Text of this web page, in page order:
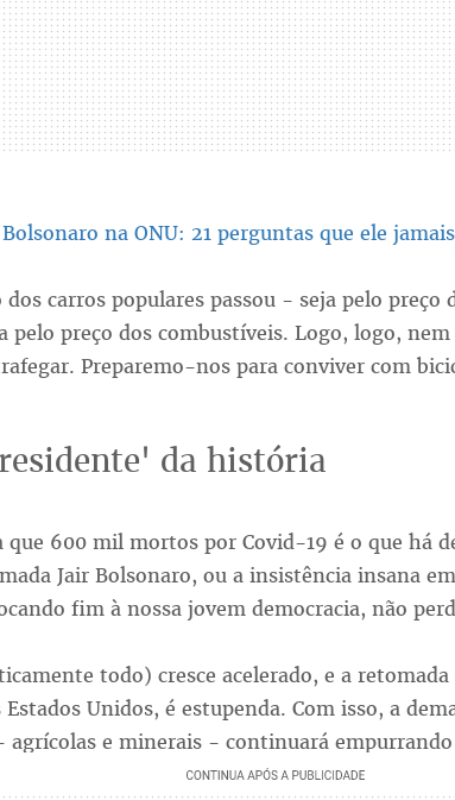
na ONU: 21 perguntas que ele
carros populares passou - seja pelo preço
pelo preço dos combustíveis. Logo, logo,
Preparemo-nos para conviver com
da história
que 600 mil mortos por Covid-19 é o que há
Jair Bolsonaro, ou a insistência insana
fim à nossa jovem democracia, não
todo) cresce acelerado, e a retomada
Unidos, é estupenda. Com isso, a
e minerais - continuará empurrando